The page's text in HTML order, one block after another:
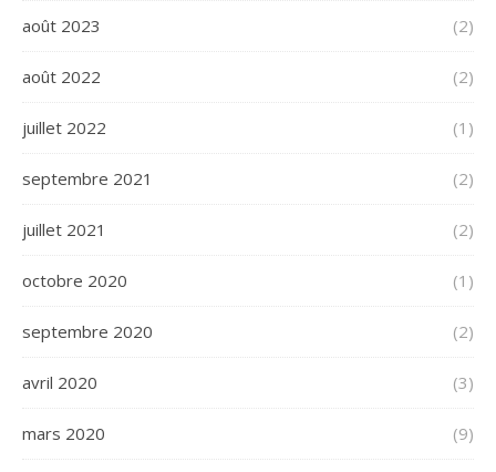
août 2023 (2)
août 2022 (2)
juillet 2022 (1)
septembre 2021 (2)
juillet 2021 (2)
octobre 2020 (1)
septembre 2020 (2)
avril 2020 (3)
mars 2020 (9)